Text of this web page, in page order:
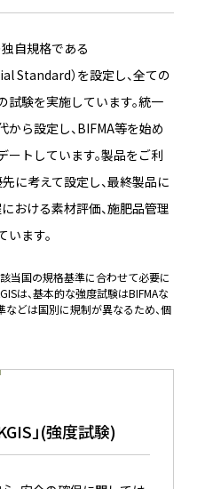
自規格である
Standard）を設定し、全ての
験を実施しています。統一
ら設定し、BIFMA等を始め
トしています。製品をご利
に考えて設定し、最終製品に
おける素材評価、施肥品管理
ます。
当国の規格基準に合わせて必要に
は、基本的な強度試験はBIFMAな
などは国別に規制が異なるため、個
」(強度試験)